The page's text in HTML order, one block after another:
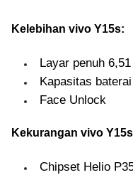
Kelebihan vivo Y15s:
Layar penuh
Kapasitas
Face Unlock
Kekurangan vivo
Chipset Helio